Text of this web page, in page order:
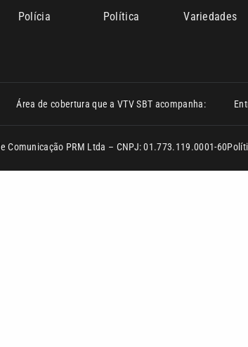
Polícia Política Variedades
Área de cobertura que a VTV SBT acompanha:
PRM Ltda – CNPJ: 01.773.119.0001-60